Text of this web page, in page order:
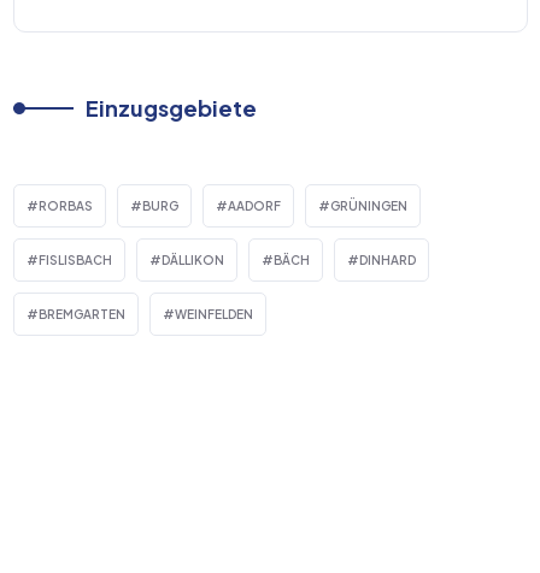
Einzugsgebiete
RORBAS BURG AADORF GRÜNINGEN
FISLISBACH DÄLLIKON BÄCH DINHARD
BREMGARTEN WEINFELDEN